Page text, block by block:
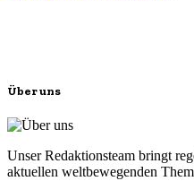
Über uns
Unser Redaktionsteam bringt
aktuellen weltbewegenden